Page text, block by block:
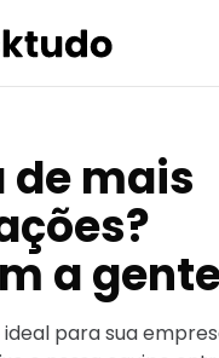
de mais
a
para sua